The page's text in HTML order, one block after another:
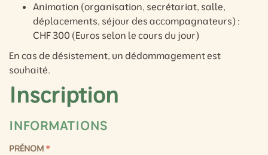
Animation (organisation, secrétariat, salle,
déplacements, séjour des accompagnateurs) :
CHF 300 (Euros selon le cours du jour)
En cas de désistement, un dédommagement est
souhaité.
Inscription
INFORMATIONS
PRÉNOM *